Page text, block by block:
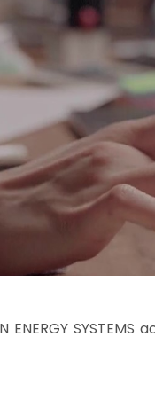
ENERGY